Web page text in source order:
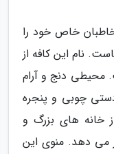
خاص خود را
نام این کافه از
دنج و آرام
چوبی و پنجره
خانه های بزرگ و
می دهد. منوی این